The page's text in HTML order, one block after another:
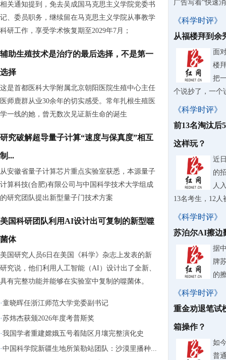
相关通知提到，免去吴成国马克思主义学院党委书
记、委员职务，继续留在马克思主义学院从事教学
科研工作，享受学术恢复期至2029年7月；
辅助生殖技术是治疗的最后选择，不是第一
选择
这是首都医科大学附属北京朝阳医院生殖中心主任
医师鹿群从业30余年的切实感受。常年扎根生殖医
学一线的她，曾无数次见证新生命的诞生
研究破解超导量子计算“速度与保真度”相互
制...
从安徽省量子计算芯片重点实验室获悉，本源量子
计算科技(合肥)有限公司与中国科学技术大学组成
的研究团队提出新型量子门技术方案
美国科研团队利用AI设计出可复制的新型噬
菌体
美国研究人员6日在美国《科学》杂志上发表的新
研究说，他们利用人工智能（AI）设计出了全新、
具有完整功能并能够在实验室中复制的噬菌体。
·童晓晖任浙江师范大学党委副书记
·苏炜杰获颁2026年度考普斯奖
·我国学者重建嫦娥五号着陆区月壤完整演化史
·中国科学院新疆生地所策勒站团队：沙漠里播种...
广告写着“快速
《科学时评》
从福楼拜到余
面
楼
把
个说抄了，一个
《科学时评》
前13名淘汰后
这样玩？
近
的
人
13名考生，12人
《科学时评》
苏泊尔AI擦边
据
牌
的
《科学时评》
重金劝退笔试
箱操作？
如
普